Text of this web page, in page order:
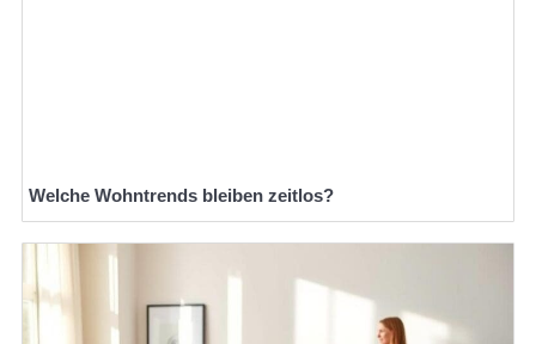
Welche Wohntrends bleiben zeitlos?